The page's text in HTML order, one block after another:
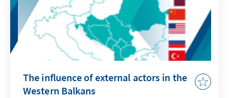
The influence of external actors in the
Western Balkans